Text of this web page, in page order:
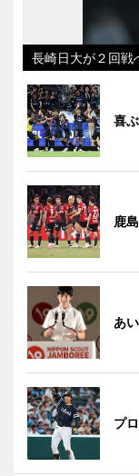
長崎日大が２回
喜
鹿
あ
プ